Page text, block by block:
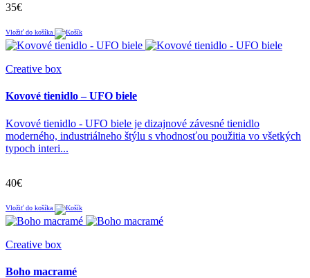
35€
Vložiť do košíka
Creative box
Kovové tienidlo – UFO biele
Kovové tienidlo - UFO biele je dizajnové závesné tienidlo
moderného, industriálneho štýlu s vhodnosťou použitia vo všetkých
typoch interi...
40€
Vložiť do košíka
Creative box
Boho macramé